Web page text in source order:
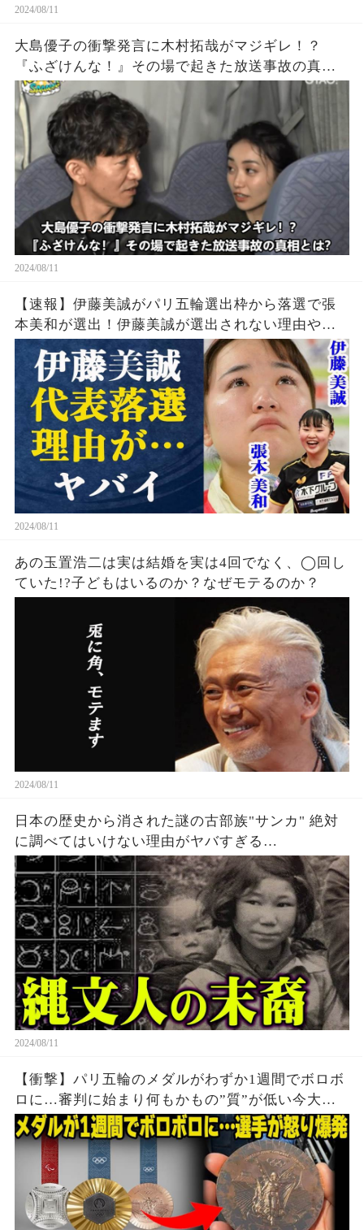
2024/08/11
大島優子の衝撃発言に木村拓哉がマジギレ！？
『ふざけんな！』その場で起きた放送事故の真相
とは？
2024/08/11
【速報】伊藤美誠がパリ五輪選出枠から落選で張
本美和が選出！伊藤美誠が選出されない理由や勝
てなくなった理由・引退の噂の真相とは一体…張
本美和の知られざる実力に中国警戒体制か
2024/08/11
あの玉置浩二は実は結婚を実は4回でなく、◯回し
ていた!?子どもはいるのか？なぜモテるのか？
2024/08/11
日本の歴史から消された謎の古部族"サンカ" 絶対
に調べてはいけない理由がヤバすぎる…
2024/08/11
【衝撃】パリ五輪のメダルがわずか1週間でボロボ
ロに…審判に始まり何もかもの”質”が低い今大会
に世界中から批判殺到…メダルの価値暴落で選手
達から怒りの声が止まらない…